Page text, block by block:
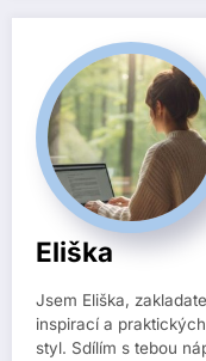
Eliška
Jsem Eliška,
inspirací a
styl. Sdílím s tebou